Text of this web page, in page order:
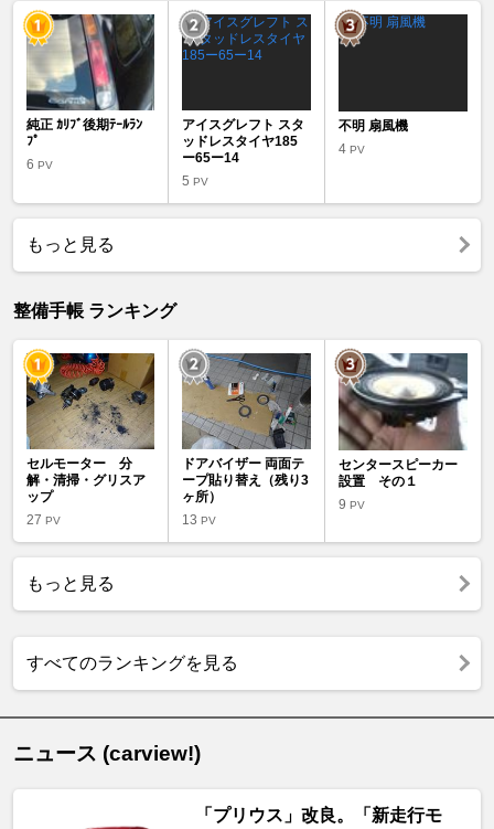
純正 ｶﾘﾌﾞ後期ﾃｰﾙﾗﾝ
ﾌﾟ
6 PV
アイスグレフト スタ
ッドレスタイヤ185
ー65ー14
5PV
不明 扇風機
4 PV
もっと見る
整備手帳 ランキング
セルモーター 分
解・清掃・グリスア
ップ
27 PV
ドアバイザー 両面テ
ープ貼り替え（残り3
ヶ所）
13PV
センタースピーカー
設置 その１
9 PV
もっと見る
すべてのランキングを見る
ニュース (carview!)
「プリウス」改良。「新走行モ